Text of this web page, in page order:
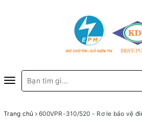
Toggle
navigation
Trang chủ 600VPR-310/520 - Rơ le bảo vệ